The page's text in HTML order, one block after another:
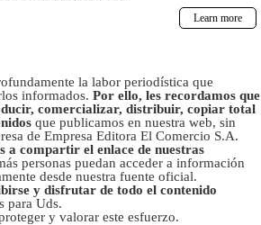
la labor periodística que
informados. Por ello, les recordamos que
comercializar, distribuir, copiar total
que publicamos en nuestra web, sin
de Empresa Editora El Comercio S.A.
a compartir el enlace de nuestras
personas puedan acceder a información
desde nuestra fuente oficial.
y disfrutar de todo el contenido
para Uds.
y valorar este esfuerzo.